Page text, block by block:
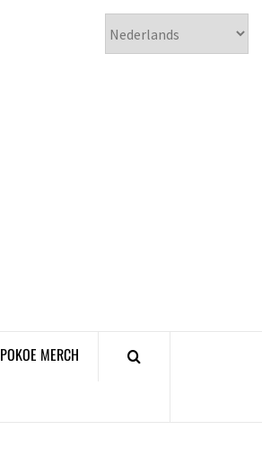
𝗣𝗢𝗞𝗢𝗘
POKOE MERCH